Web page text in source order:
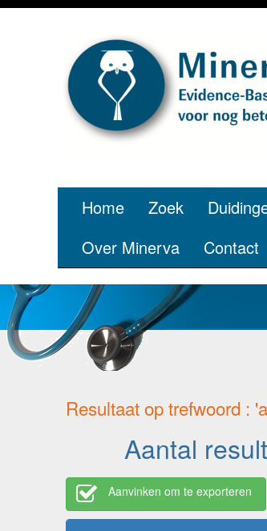
Home Zoek
Over Minerva
Contact
Resultaat op trefwoord :
Aantal
Aanvinken om te exporteren